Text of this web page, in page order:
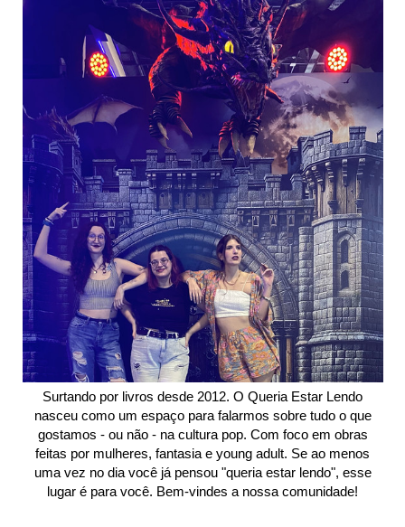
Surtando por livros desde 2012. O Queria Estar Lendo
nasceu como um espaço para falarmos sobre tudo o que
gostamos - ou não - na cultura pop. Com foco em obras
feitas por mulheres, fantasia e young adult. Se ao menos
uma vez no dia você já pensou "queria estar lendo", esse
lugar é para você. Bem-vindes a nossa comunidade!